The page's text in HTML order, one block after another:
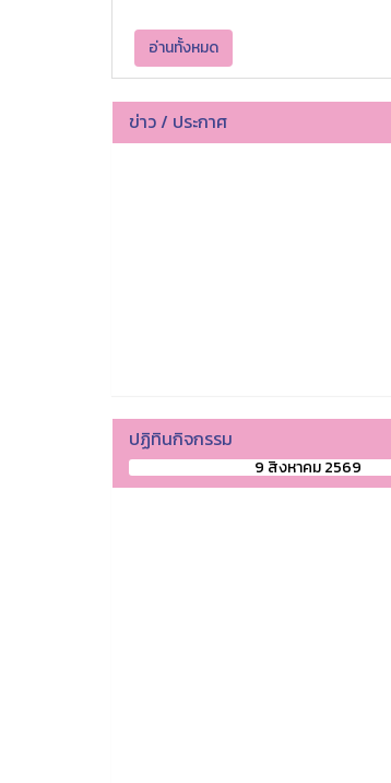
อ่านทั้งหมด
ข่าว / ประกาศ
ปฏิทินกิจกรรม
9 สิงหาคม 2569